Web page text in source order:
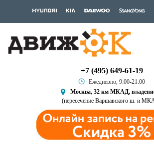
+7 (495) 649-61-19
Ежедневно, 9:00-21:00
Москва, 32 км МКАД,
(пересечение Варшавского ш. и